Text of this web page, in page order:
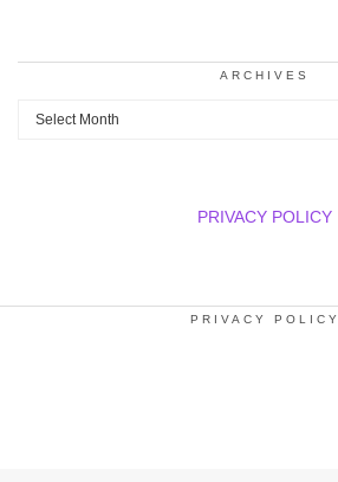
ARCHIVES
Archives
PRIVACY POLICY
PRIVACY POLICY